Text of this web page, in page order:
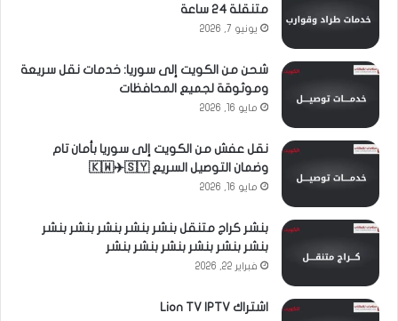
متنقلة 24 ساعة
يونيو 7, 2026
شحن من الكويت إلى سوريا: خدمات نقل سريعة
وموثوقة لجميع المحافظات
مايو 16, 2026
نقل عفش من الكويت إلى سوريا بأمان تام
وضمان التوصيل السريع 🇰🇼✈️🇸🇾
مايو 16, 2026
بنشر كراج متنقل بنشر بنشر بنشر بنشر بنشر
بنشر بنشر بنشر بنشر بنشر بنشر
فبراير 22, 2026
اشتراك Lion TV IPTV